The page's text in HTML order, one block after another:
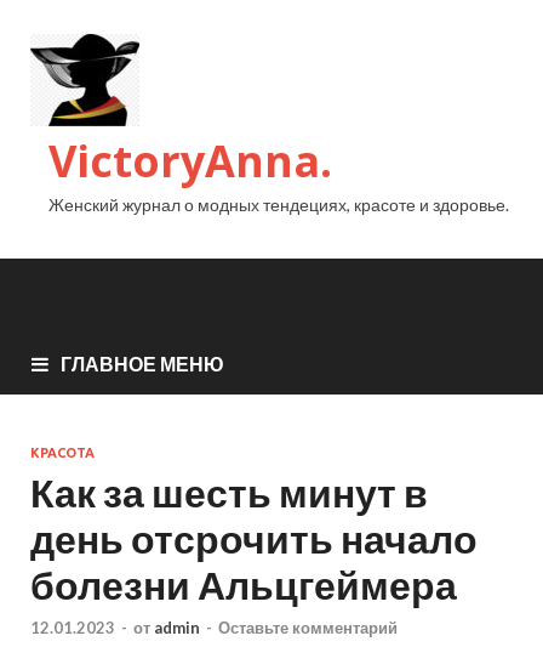
VictoryAnna.
Женский журнал о модных тендециях, красоте и здоровье.
ГЛАВНОЕ МЕНЮ
КРАСОТА
Как за шесть минут в
день отсрочить начало
болезни Альцгеймера
12.01.2023 - от admin - Оставьте комментарий